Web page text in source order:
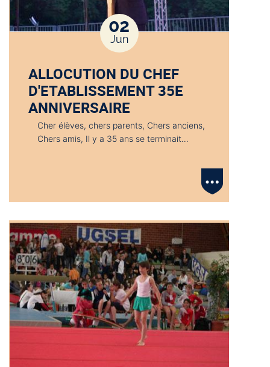
02
Jun
ALLOCUTION DU CHEF
D'ETABLISSEMENT 35E
ANNIVERSAIRE
Cher élèves, chers parents, Chers anciens,
Chers amis, Il y a 35 ans se terminait…